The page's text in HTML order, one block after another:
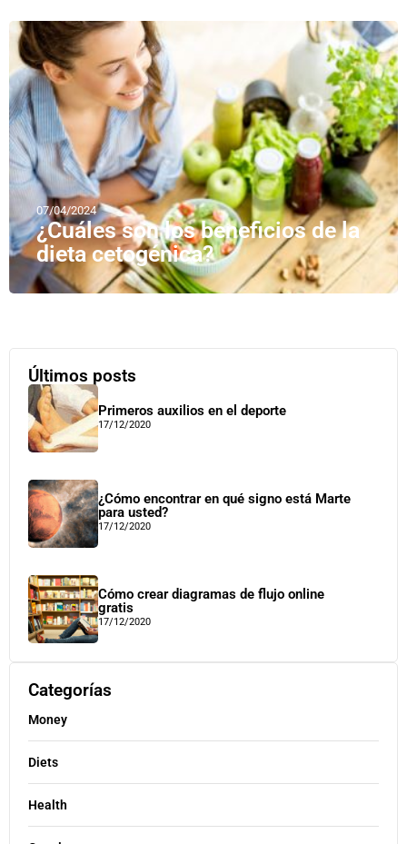
07/04/2024
¿Cuáles son los beneficios de la
dieta cetogénica?
Últimos posts
Primeros auxilios en el deporte
17/12/2020
¿Cómo encontrar en qué signo está Marte
para usted?
17/12/2020
Cómo crear diagramas de flujo online
gratis
17/12/2020
Categorías
Money
Diets
Health